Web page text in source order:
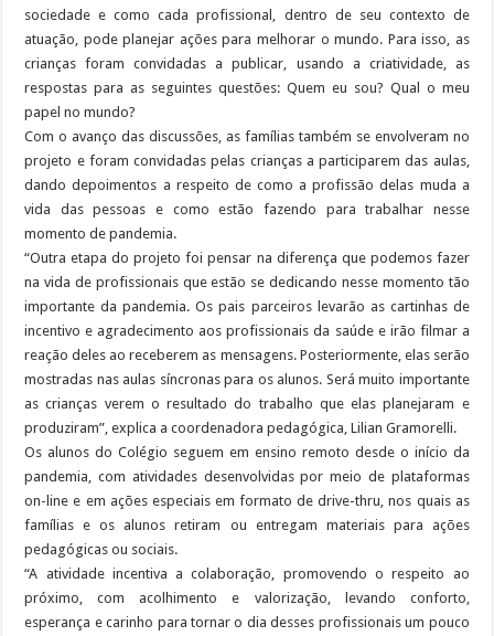
sociedade e como cada profissional, dentro de seu contexto de
atuação, pode planejar ações para melhorar o mundo. Para isso, as
crianças foram convidadas a publicar, usando a criatividade, as
respostas para as seguintes questões: Quem eu sou? Qual o meu
papel no mundo?
Com o avanço das discussões, as famílias também se envolveram no
projeto e foram convidadas pelas crianças a participarem das aulas,
dando depoimentos a respeito de como a profissão delas muda a
vida das pessoas e como estão fazendo para trabalhar nesse
momento de pandemia.
“Outra etapa do projeto foi pensar na diferença que podemos fazer
na vida de profissionais que estão se dedicando nesse momento tão
importante da pandemia. Os pais parceiros levarão as cartinhas de
incentivo e agradecimento aos profissionais da saúde e irão filmar a
reação deles ao receberem as mensagens. Posteriormente, elas serão
mostradas nas aulas síncronas para os alunos. Será muito importante
as crianças verem o resultado do trabalho que elas planejaram e
produziram”, explica a coordenadora pedagógica, Lilian Gramorelli.
Os alunos do Colégio seguem em ensino remoto desde o início da
pandemia, com atividades desenvolvidas por meio de plataformas
on-line e em ações especiais em formato de drive-thru, nos quais as
famílias e os alunos retiram ou entregam materiais para ações
pedagógicas ou sociais.
“A atividade incentiva a colaboração, promovendo o respeito ao
próximo, com acolhimento e valorização, levando conforto,
esperança e carinho para tornar o dia desses profissionais um pouco